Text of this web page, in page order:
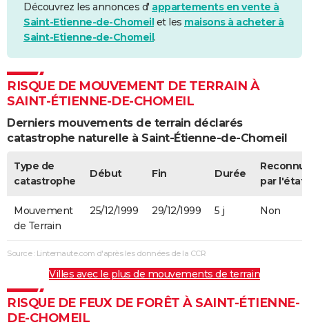
Découvrez les annonces d' appartements en vente à
Saint-Etienne-de-Chomeil et les maisons à acheter à
Saint-Etienne-de-Chomeil.
RISQUE DE MOUVEMENT DE TERRAIN À
SAINT-ÉTIENNE-DE-CHOMEIL
Derniers mouvements de terrain déclarés
catastrophe naturelle à Saint-Étienne-de-Chomeil
Type de
catastrophe
Début Fin Durée
par l'état
Mouvement
de Terrain
25/12/1999 29/12/1999 5 j Non
Source : Linternaute.com d'après les données de la CCR
Villes avec le plus de mouvements de terrain
RISQUE DE FEUX DE FORÊT À SAINT-ÉTIENNE-
DE-CHOMEIL